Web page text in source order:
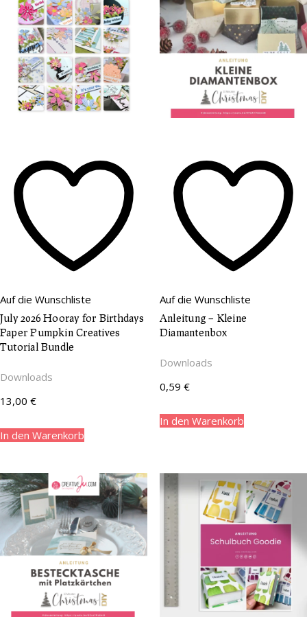
Auf die Wunschliste
July 2026 Hooray for Birthdays
Paper Pumpkin Creatives
Tutorial Bundle
Downloads
13,00 €
In den Warenkorb
Auf die Wunschliste
Anleitung – Kleine
Diamantenbox
Downloads
0,59 €
In den Warenkorb